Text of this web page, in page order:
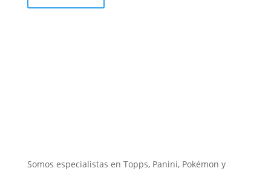
Somos especialistas en Topps, Panini, Pokémon y